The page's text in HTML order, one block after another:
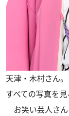
天津・木村さん。
すべての写真を見
お笑い芸人さ